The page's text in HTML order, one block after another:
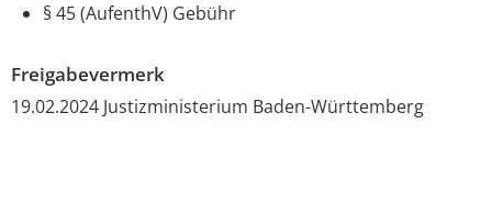
§ 45 (AufenthV) Gebühr
Freigabevermerk
19.02.2024 Justizministerium Baden-Württemberg